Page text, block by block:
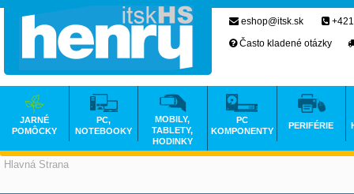
Hlavná Strana
eshop@itsk.sk
Často kladené otázky
JARNÉ
POMÔCKY
PC,
NOTEBOOKY
MOBILY,
TABLETY,
HODINKY
PC
KOMPONENTY
PERIFÉRIE